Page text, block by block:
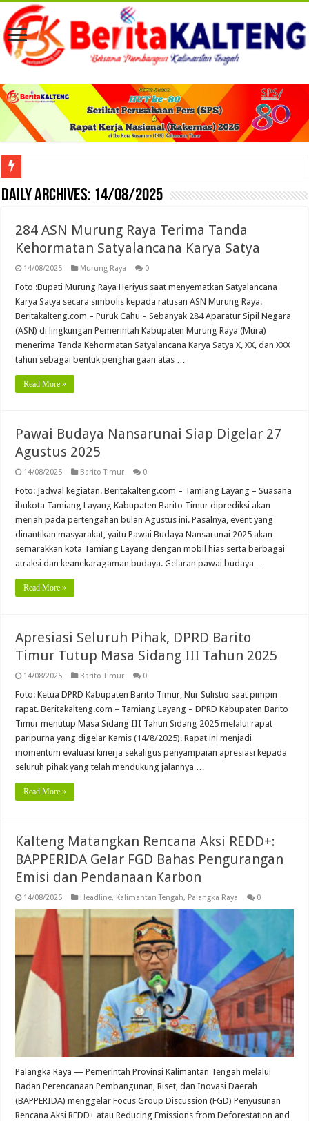
Viral! Selama Dua Bulan Lebih Siltap Serta Tunjangan Pemdes dan BPD di
Daily Archives: 14/08/2025
284 ASN Murung Raya Terima Tanda
Kehormatan Satyalancana Karya Satya
14/08/2025 Murung Raya 0
Foto :Bupati Murung Raya Heriyus saat menyematkan Satyalancana
Karya Satya secara simbolis kepada ratusan ASN Murung Raya.
Beritakalteng.com – Puruk Cahu – Sebanyak 284 Aparatur Sipil Negara
(ASN) di lingkungan Pemerintah Kabupaten Murung Raya (Mura)
menerima Tanda Kehormatan Satyalancana Karya Satya X, XX, dan XXX
tahun sebagai bentuk penghargaan atas …
Read More »
Pawai Budaya Nansarunai Siap Digelar 27
Agustus 2025
14/08/2025 Barito Timur 0
Foto: Jadwal kegiatan. Beritakalteng.com – Tamiang Layang – Suasana
ibukota Tamiang Layang Kabupaten Barito Timur diprediksi akan
meriah pada pertengahan bulan Agustus ini. Pasalnya, event yang
dinantikan masyarakat, yaitu Pawai Budaya Nansarunai 2025 akan
semarakkan kota Tamiang Layang dengan mobil hias serta berbagai
atraksi dan keanekaragaman budaya. Gelaran pawai budaya …
Read More »
Apresiasi Seluruh Pihak, DPRD Barito
Timur Tutup Masa Sidang III Tahun 2025
14/08/2025 Barito Timur 0
Foto: Ketua DPRD Kabupaten Barito Timur, Nur Sulistio saat pimpin
rapat. Beritakalteng.com – Tamiang Layang – DPRD Kabupaten Barito
Timur menutup Masa Sidang III Tahun Sidang 2025 melalui rapat
paripurna yang digelar Kamis (14/8/2025). Rapat ini menjadi
momentum evaluasi kinerja sekaligus penyampaian apresiasi kepada
seluruh pihak yang telah mendukung jalannya …
Read More »
Kalteng Matangkan Rencana Aksi REDD+:
BAPPERIDA Gelar FGD Bahas Pengurangan
Emisi dan Pendanaan Karbon
14/08/2025 Headline, Kalimantan Tengah, Palangka Raya 0
Palangka Raya — Pemerintah Provinsi Kalimantan Tengah melalui
Badan Perencanaan Pembangunan, Riset, dan Inovasi Daerah
(BAPPERIDA) menggelar Focus Group Discussion (FGD) Penyusunan
Rencana Aksi REDD+ atau Reducing Emissions from Deforestation and